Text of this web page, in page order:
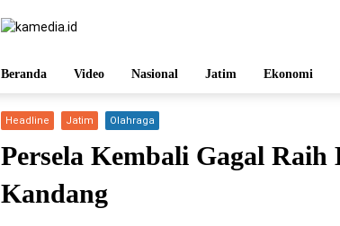
Beranda Video Nasional Jatim Ekonomi
Headline Jatim Olahraga
Persela Kembali Gagal Raih
Kandang